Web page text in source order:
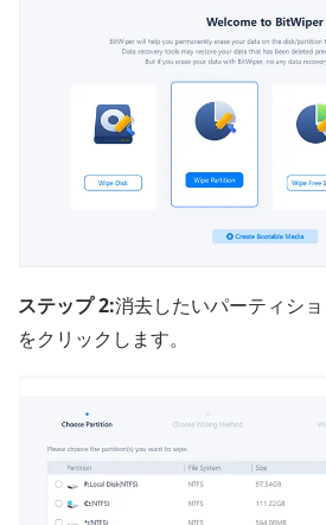
ステップ 2:消去したいパーティシ
をクリックします。